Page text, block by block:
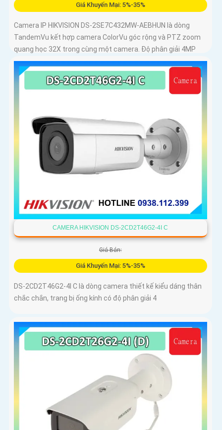
Giá Khuyến Mại: 5%-35%
Camera IP HIKVISION DS-2SE7C432MW-AEBHUN là dòng
TandemVu kết hợp camera ColorVu góc rộng và PTZ zoom
quang học 32X trong cùng một camera. Độ phân giải 4MP
hồng ngoại 200m chuẩn nén H
CAMERA HIKVISION DS-2CD2T46G2-4I C
Giá Bán:
Giá Khuyến Mại: 5%-35%
DS-2CD2T46G2-4I C là dòng camera thiết kế kiểu dáng thân
chắc chắn, trang bị ống kính có độ phân giải 4